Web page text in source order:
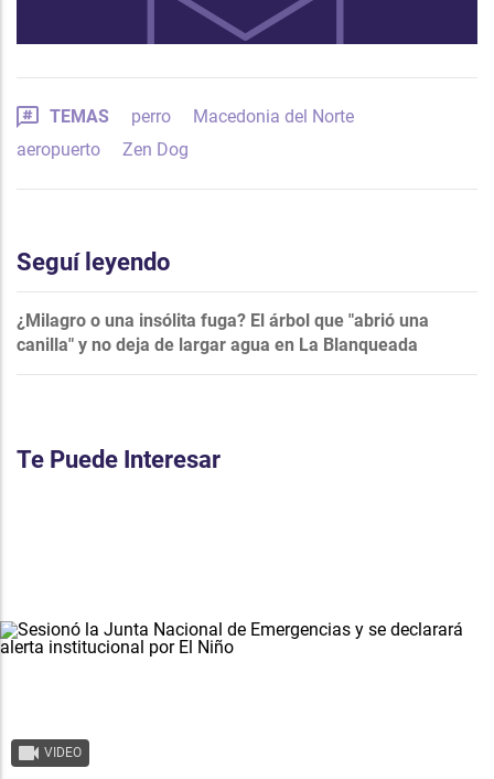
TEMAS perro
Macedonia del Norte
aeropuerto
Zen Dog
Seguí leyendo
¿Milagro o una insólita fuga? El árbol que "abrió una
canilla" y no deja de largar agua en La Blanqueada
Te Puede Interesar
VIDEO